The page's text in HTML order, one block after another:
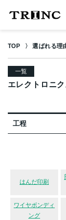
TOP 選ばれる理
一覧
エレクトロニ
工程
はんだ印刷
ワイヤボンディ
ング